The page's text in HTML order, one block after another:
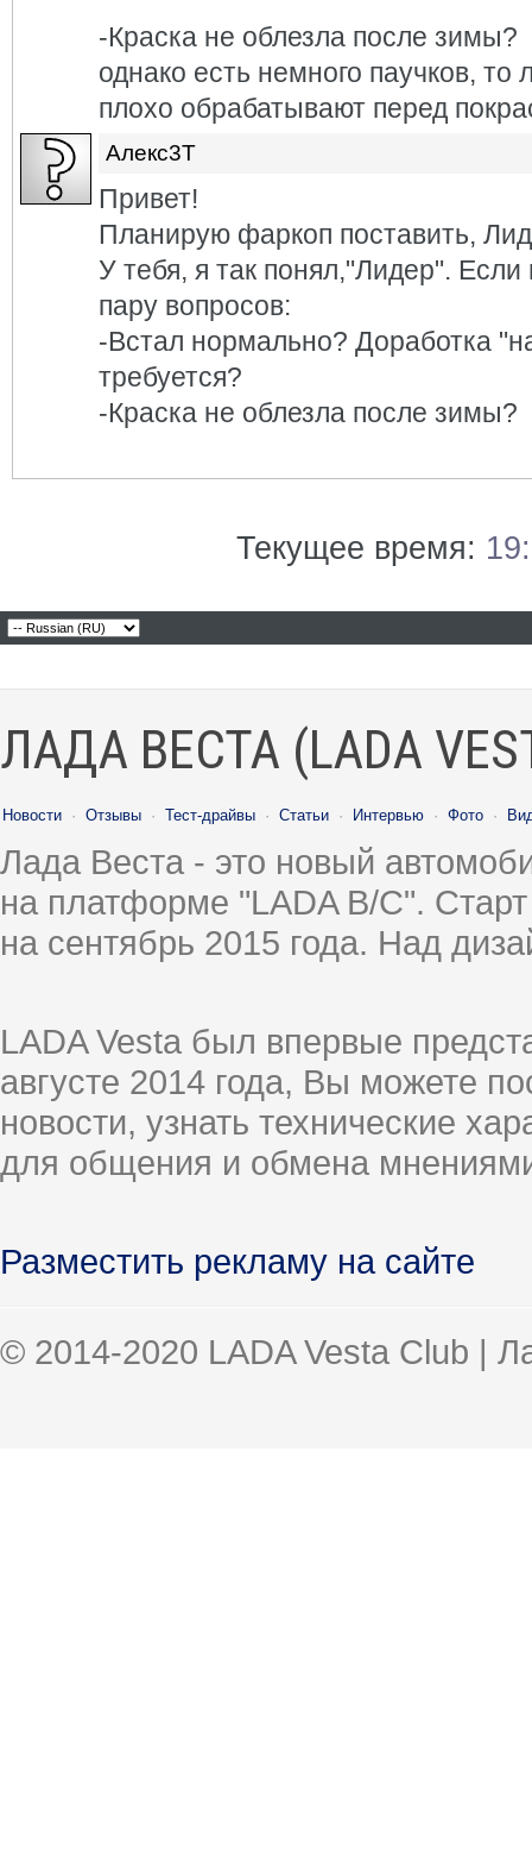
-Краска не облезла после зимы?
однако есть немного паучков, то
плохо обрабатывают перед
Алекс3Т
Привет!
Планирую фаркоп поставить,
У тебя, я так понял,"Лидер". Если
пару вопросов:
-Встал нормально? Доработка
требуется?
-Краска не облезла после зимы?
Текущее время:
ЛАДА ВЕСТА (LADA
Новости · Отзывы · Тест-драйвы · Статьи · Интервью · Фото ·
Лада Веста - это новый
на платформе "LADA B/C".
на сентябрь 2015 года. Над
LADA Vesta был впервые
августе 2014 года, Вы можете
новости, узнать технические
для общения и обмена
Разместить рекламу на сайте
© 2014-2020 LADA Vesta Club |